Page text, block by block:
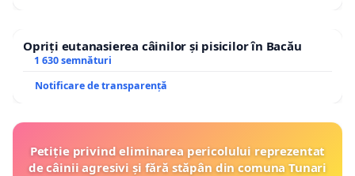
Opriți eutanasierea câinilor și pisicilor în Bacău
1 630 semnături
Notificare de transparență
Petiție privind eliminarea pericolului reprezentat
de câinii agresivi și fără stăpân din comuna Tunari